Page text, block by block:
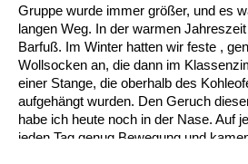
Gruppe wurde immer größer, und es
langen Weg. In der warmen
Barfuß. Im Winter hatten wir feste ,
Wollsocken an, die dann im
einer Stange, die oberhalb des
aufgehängt wurden. Den Geruch
habe ich heute noch in der Nase. Auf
jeden Tag genug Bewegung und